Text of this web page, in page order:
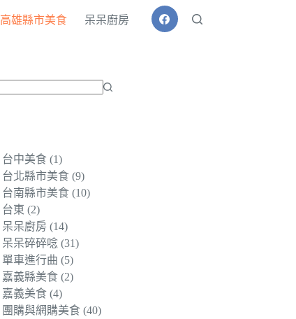
高雄縣市美食 呆呆廚房
台中美食 (1)
台北縣市美食 (9)
台南縣市美食 (10)
台東 (2)
呆呆廚房 (14)
呆呆碎碎唸 (31)
單車進行曲 (5)
嘉義縣美食 (2)
嘉義美食 (4)
團購與網購美食 (40)